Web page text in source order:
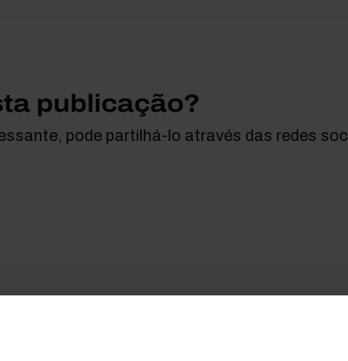
publicação?
pode partilhá-lo através das redes